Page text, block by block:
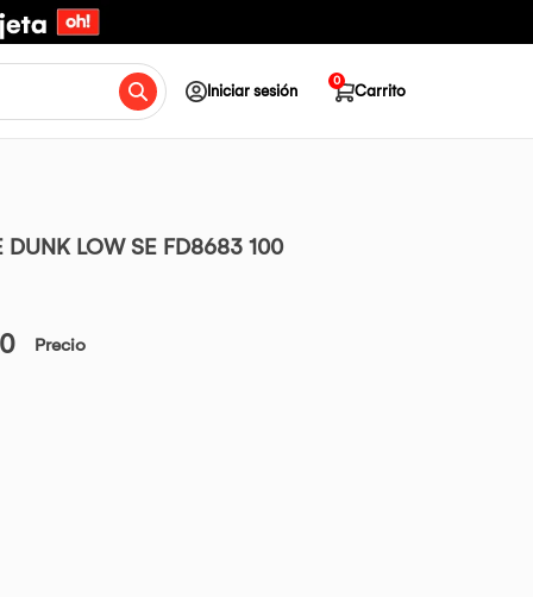
Iniciar sesión Carrito
0
DUNK LOW SE FD8683 100
Precio